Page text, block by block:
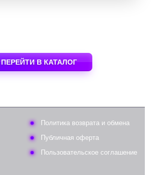
ПЕРЕЙТИ В КАТАЛОГ
Политика возврата и обмена
Публичная оферта
Пользовательское соглашение